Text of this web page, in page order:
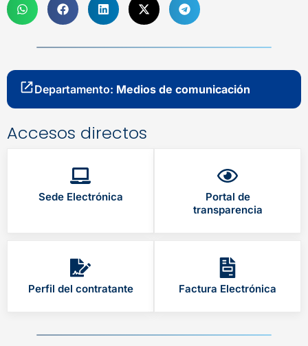
Departamento: Medios de comunicación
Accesos directos
Sede Electrónica
Portal de
transparencia
Perfil del contratante Factura Electrónica